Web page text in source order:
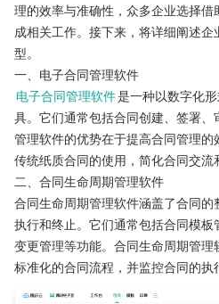
理的效率与准确性，众多企业选择
成相关工作。接下来，将详细阐述
型。
一、电子合同管理软件
电子合同管理软件是一种以数字化
具。它们通常包括合同创建、签署
管理软件的优势在于提高合同管理
传统纸质合同的使用，简化合同交流
二、合同生命周期管理软件
合同生命周期管理软件涵盖了合同
执行和终止。它们通常包括合同模
变更管理等功能。合同生命周期管
标准化的合同流程，并监控合同的执